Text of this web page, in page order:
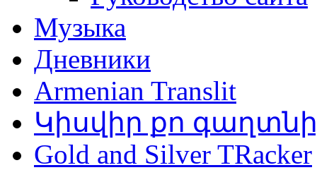
Музыка
Дневники
Armenian Translit
Կիսվիր քո
Gold and Silver TRacker